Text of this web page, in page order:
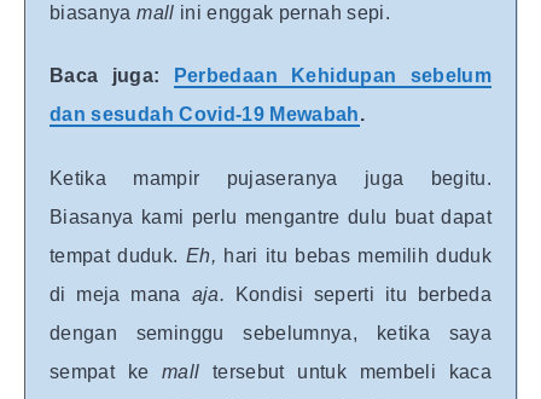
biasanyamall ini enggak pernah sepi.
Baca juga:
Perbedaan Kehidupan sebelum
dan sesudah Covid-19 Mewabah.
Ketika mampir pujaseranya juga begitu.
Biasanya kami perlu mengantre dulu buat dapat
tempat duduk. Eh, hari itu bebas memilih duduk
di meja mana aja.
Kondisi seperti itu berbeda
dengan seminggu sebelumnya, ketika saya
sempat ke mall tersebut untuk membeli kaca